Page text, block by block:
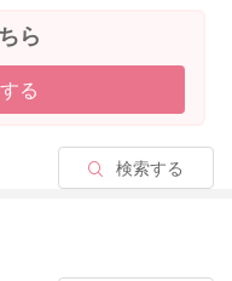
ら
る
検索する